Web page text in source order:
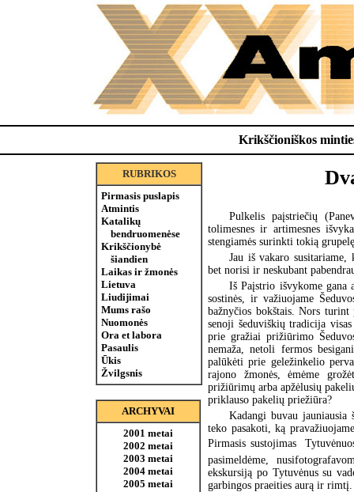
Krikščioniškos
RUBRIKOS
Pirmasis puslapis
Atmintis
Katalikų
bendruomenėse
Krikščionybė
šiandien
Laikas ir žmonės
Lietuva
Liudijimai
Mums rašo
Nuomonės
Ora et labora
Pasaulis
Ūkis
Žvilgsnis
ARCHYVAI
2001 metai
2002 metai
2003 metai
2004 metai
2005 metai
Pulkelis paįstriečių
tolimesnes ir artimesnes
stengiamės surinkti tokią
Jau iš vakaro
bet norisi ir neskubant
Iš Paįstrio išvykome gana
sostinės, ir važiuojame
bažnyčios bokštais. Nors
senoji šeduviškių tradicija
prie gražiai prižiūrimo
nemaža, netoli fermos
palūkėti prie geležinkelio
rajono žmonės, ėmėme
prižiūrimų arba apžėlusių
priklauso pakelių priežiūra?
Kadangi buvau
teko pasakoti, ką
Pirmasis sustojimas 
pasimeldėme,
ekskursiją po Tytuvėnus su
garbingos praeities aurą ir rimtį.